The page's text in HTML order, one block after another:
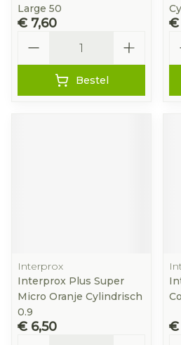
Large 50
€ 7,60
Bestel
€
Interprox
Interprox Plus Super
Micro Oranje Cylindrisch
0.9
€ 6,50 €